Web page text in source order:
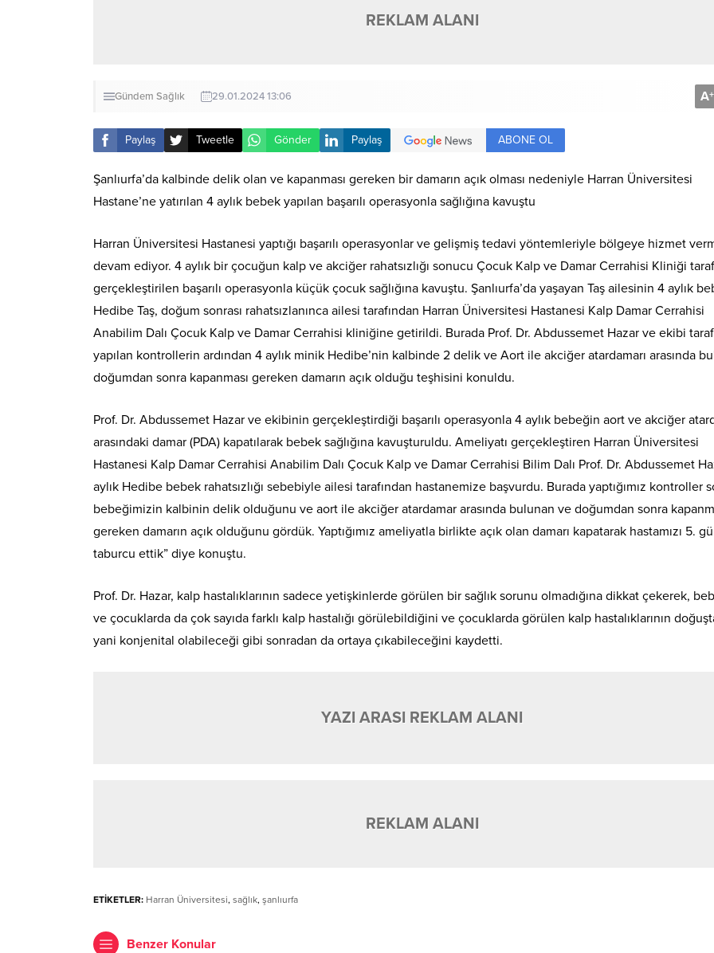
REKLAM ALANI
Gündem Sağlık 29.01.2024 13:06 A+
Paylaş Tweetle Gönder Paylaş ABONE OL
Şanlıurfa’da kalbinde delik olan ve kapanması gereken bir damarın açık olması nedeniyle Harran Üniversitesi
Hastane’ne yatırılan 4 aylık bebek yapılan başarılı operasyonla sağlığına kavuştu
Harran Üniversitesi Hastanesi yaptığı başarılı operasyonlar ve gelişmiş tedavi yöntemleriyle bölgeye hizmet
devam ediyor. 4 aylık bir çocuğun kalp ve akciğer rahatsızlığı sonucu Çocuk Kalp ve Damar Cerrahisi Kliniği
gerçekleştirilen başarılı operasyonla küçük çocuk sağlığına kavuştu. Şanlıurfa’da yaşayan Taş ailesinin 4 aylık
Hedibe Taş, doğum sonrası rahatsızlanınca ailesi tarafından Harran Üniversitesi Hastanesi Kalp Damar Cerrahisi
Anabilim Dalı Çocuk Kalp ve Damar Cerrahisi kliniğine getirildi. Burada Prof. Dr. Abdussemet Hazar ve ekibi
yapılan kontrollerin ardından 4 aylık minik Hedibe’nin kalbinde 2 delik ve Aort ile akciğer atardamarı arasında
doğumdan sonra kapanması gereken damarın açık olduğu teşhisini konuldu.
Prof. Dr. Abdussemet Hazar ve ekibinin gerçekleştirdiği başarılı operasyonla 4 aylık bebeğin aort ve akciğer
arasındaki damar (PDA) kapatılarak bebek sağlığına kavuşturuldu. Ameliyatı gerçekleştiren Harran Üniversitesi
Hastanesi Kalp Damar Cerrahisi Anabilim Dalı Çocuk Kalp ve Damar Cerrahisi Bilim Dalı Prof. Dr. Abdussemet
aylık Hedibe bebek rahatsızlığı sebebiyle ailesi tarafından hastanemize başvurdu. Burada yaptığımız kontroller
bebeğimizin kalbinin delik olduğunu ve aort ile akciğer atardamar arasında bulunan ve doğumdan sonra
gereken damarın açık olduğunu gördük. Yaptığımız ameliyatla birlikte açık olan damarı kapatarak hastamızı 5.
taburcu ettik” diye konuştu.
Prof. Dr. Hazar, kalp hastalıklarının sadece yetişkinlerde görülen bir sağlık sorunu olmadığına dikkat çekerek,
ve çocuklarda da çok sayıda farklı kalp hastalığı görülebildiğini ve çocuklarda görülen kalp hastalıklarının
yani konjenital olabileceği gibi sonradan da ortaya çıkabileceğini kaydetti.
YAZI ARASI REKLAM ALANI
REKLAM ALANI
ETİKETLER: Harran Üniversitesi, sağlık, şanlıurfa
Benzer Konular